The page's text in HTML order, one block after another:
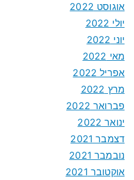
אוגוסט 2022
יולי 2022
יוני 2022
מאי 2022
אפריל 2022
מרץ 2022
פברואר 2022
ינואר 2022
דצמבר 2021
נובמבר 2021
אוקטובר 2021